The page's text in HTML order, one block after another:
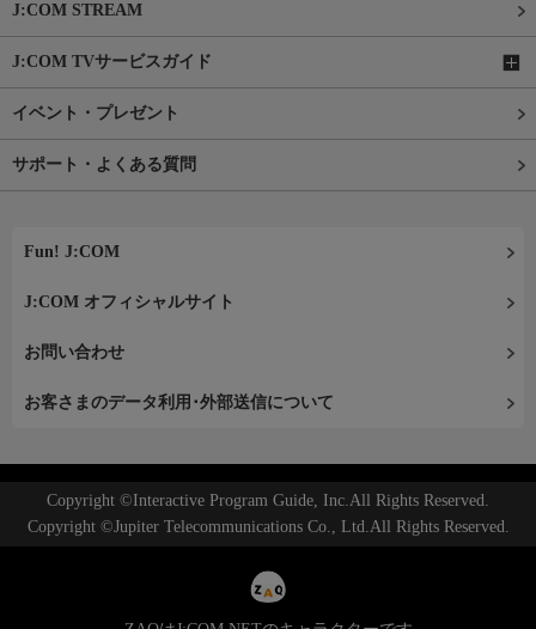
J:COM STREAM
J:COM TVサービスガイド
イベント・プレゼント
サポート・よくある質問
Fun! J:COM
J:COM オフィシャルサイト
お問い合わせ
お客さまのデータ利用･外部送信について
Copyright ©Interactive Program Guide, Inc.All Rights Reserved.
Copyright ©Jupiter Telecommunications Co., Ltd.All Rights Reserved.